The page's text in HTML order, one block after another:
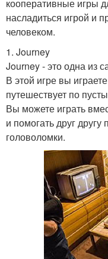
кооперативные игры
насладиться игрой и
человеком.
1. Journey
Journey - это одна из
В этой игре вы
путешествует по
Вы можете играть
и помогать друг
головоломки.